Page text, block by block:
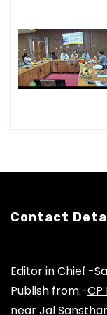
g
a
o
Contact
Editor in Chief:-
Publish from:-CP
near Jal